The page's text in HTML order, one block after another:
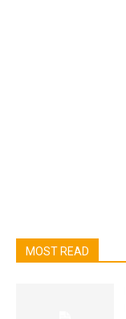
MOST READ